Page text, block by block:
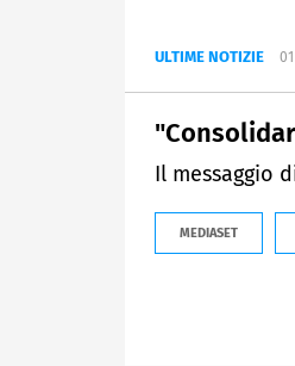
ULTIME NOTIZIE
Il messaggio
MEDIASET